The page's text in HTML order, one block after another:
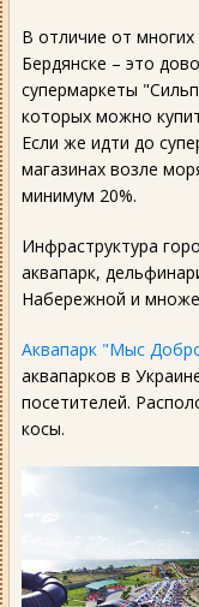
В отличие от
Бердянске – это
супермаркеты
которых можно
Если же идти до
магазинах возле
минимум 20%.
Инфраструктура
аквапарк,
Набережной и
Аквапарк "Мыс
аквапарков в
посетителей.
косы.